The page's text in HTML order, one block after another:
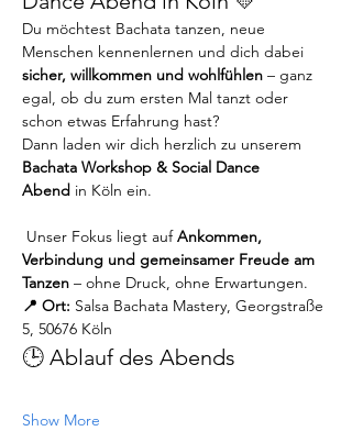
Du möchtest Bachata tanzen, neue
Menschen kennenlernen und dich dabei
sicher, willkommen und wohlfühlen – ganz
egal, ob du zum ersten Mal tanzt oder
schon etwas Erfahrung hast?
Dann laden wir dich herzlich zu unserem
Bachata Workshop & Social Dance
Abend in Köln ein.
Unser Fokus liegt auf Ankommen,
Verbindung und gemeinsamer Freude am
Tanzen – ohne Druck, ohne Erwartungen.
📍 Ort: Salsa Bachata Mastery, Georgstraße
5, 50676 Köln
🕒 Ablauf des Abends
Show More